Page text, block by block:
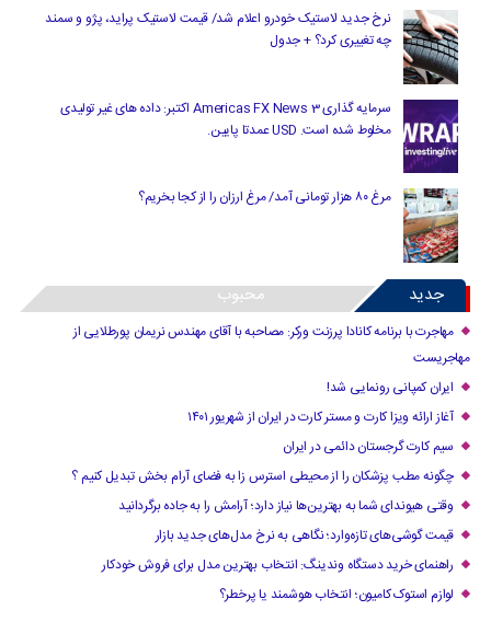
نرخ جدید لاستیک خودرو اعلام شد/ قیمت لاستیک پراید، پژو و سمند
چه تغییری کرد؟ + جدول
سرمایه گذاری Americas FX News 3 اکتبر: داده های غیر تولیدی
مخلوط شده است. USD عمدتا پایین.
مرغ ۸۰ هزار تومانی آمد/ مرغ ارزان را از کجا بخریم؟
جدید محبوب
مهاجرت با برنامه کانادا پرزنت ورکر: مصاحبه با آقای مهندس نریمان پورطلایی از
مهاجریست
ایران کمپانی رونمایی شد!
آغاز ارائه ویزا کارت و مستر کارت در ایران از شهریور ۱۴۰۱
سیم کارت گرجستان دائمی در ایران
چگونه مطب پزشکان را از محیطی استرس زا به فضای آرام بخش تبدیل کنیم ؟
وقتی هیوندای شما به بهترین‌ها نیاز دارد؛ آرامش را به جاده برگردانید
قیمت گوشی‌های تازه‌وارد؛ نگاهی به نرخ مدل‌های جدید بازار
راهنمای خرید دستگاه وندینگ: انتخاب بهترین مدل برای فروش خودکار
لوازم استوک کامیون؛ انتخاب هوشمند یا پرخطر؟